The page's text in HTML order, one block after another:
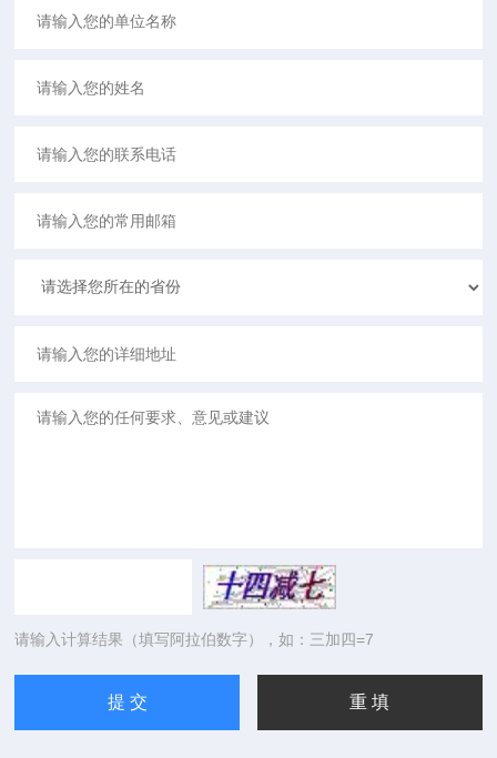
请输入计算结果（填写阿拉伯数字），如：三加四=7